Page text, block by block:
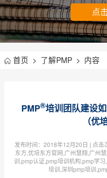
点
首页 > 了解PMP > 内容
PMP®培训团队建设
（优
发布时间： 2018年12月20日 | 点击
东方,优培东方官网,广州慧翔,广州
训,pmp认证,pmp培训机构,pmp学
培训,深圳pmp培训